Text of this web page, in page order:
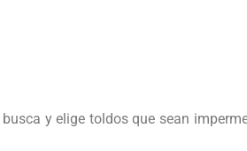
y elige toldos que sean